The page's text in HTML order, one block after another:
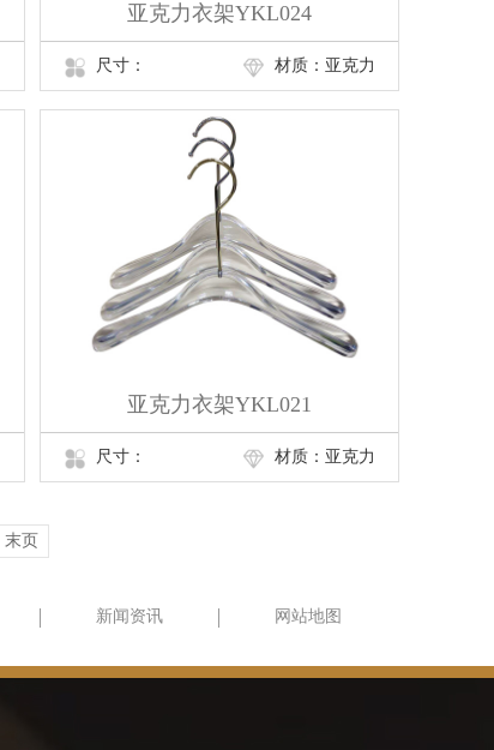
亚克力衣架YKL024
尺寸： 材质：亚克力
亚克力衣架YKL021
尺寸： 材质：亚克力
末页
新闻资讯 网站地图